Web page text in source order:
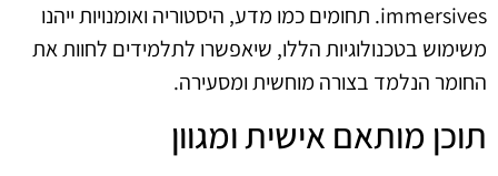
immersives. תחומים כמו מדע, היסטוריה ואומנויות ייהנו
משימוש בטכנולוגיות הללו, שיאפשרו לתלמידים לחוות את
החומר הנלמד בצורה מוחשית ומסעירה.
תוכן מותאם אישית ומגוון